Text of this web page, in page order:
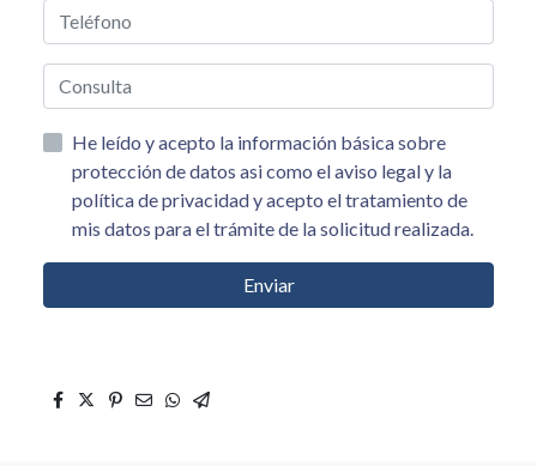
He leído y acepto la información básica sobre
protección de datos asi como el aviso legal y la
política de privacidad y acepto el tratamiento de
mis datos para el trámite de la solicitud realizada.
Enviar